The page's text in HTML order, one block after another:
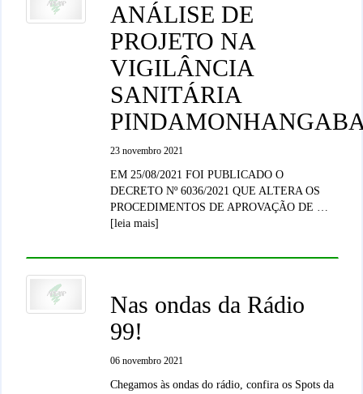
ANÁLISE DE
PROJETO NA
VIGILÂNCIA
SANITÁRIA
23 novembro 2021
EM 25/08/2021 FOI PUBLICADO O
DECRETO Nº 6036/2021 QUE ALTERA OS
PROCEDIMENTOS DE APROVAÇÃO DE …
[leia mais]
Nas ondas da Rádio
99!
06 novembro 2021
Chegamos às ondas do rádio, confira os Spots da